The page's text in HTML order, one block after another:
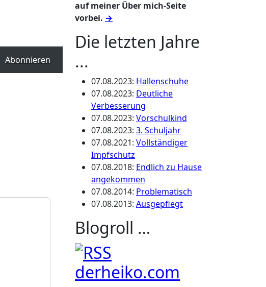
Abonnieren
auf meiner Über mich-Seite
vorbei. →
Die letzten Jahre
...
07.08.2023: Hallenschuhe
07.08.2023: Deutliche
Verbesserung
07.08.2023: Vorschulkind
07.08.2023: 3. Schuljahr
07.08.2021: Vollständiger
Impfschutz
07.08.2018: Endlich zu Hause
angekommen
07.08.2014: Problematisch
07.08.2013: Ausgepflegt
Blogroll …
derheiko.com